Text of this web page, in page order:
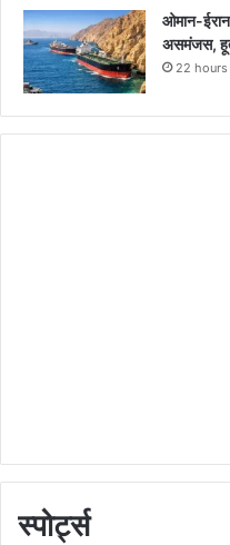
ओमान-
असमंजस,
22 hours
स्पोर्ट्स